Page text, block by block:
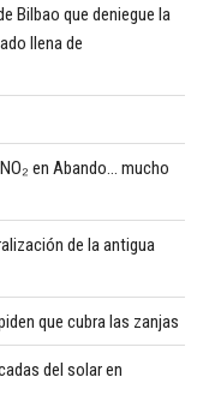
Bilbao que deniegue la
llena de
en Abando… mucho
de la antigua
que cubra las zanjas
del solar en